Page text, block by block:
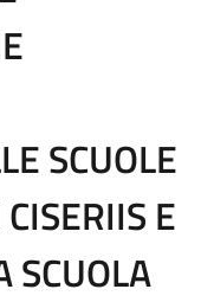
SCUOLE
E
SCUOLA